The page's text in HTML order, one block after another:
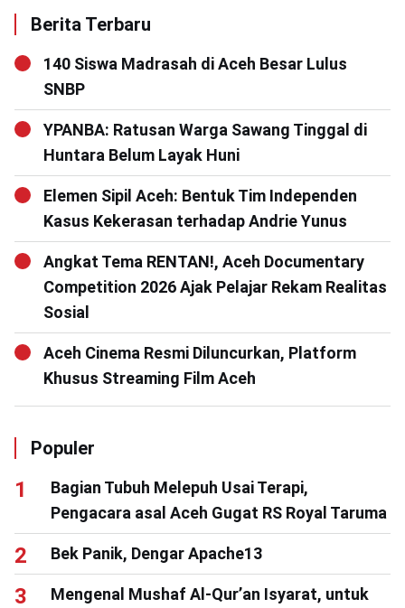
Berita Terbaru
140 Siswa Madrasah di Aceh Besar Lulus
SNBP
YPANBA: Ratusan Warga Sawang Tinggal di
Huntara Belum Layak Huni
Elemen Sipil Aceh: Bentuk Tim Independen
Kasus Kekerasan terhadap Andrie Yunus
Angkat Tema RENTAN!, Aceh Documentary
Competition 2026 Ajak Pelajar Rekam Realitas
Sosial
Aceh Cinema Resmi Diluncurkan, Platform
Khusus Streaming Film Aceh
Populer
Bagian Tubuh Melepuh Usai Terapi,
Pengacara asal Aceh Gugat RS Royal Taruma
Bek Panik, Dengar Apache13
Mengenal Mushaf Al-Qur’an Isyarat, untuk